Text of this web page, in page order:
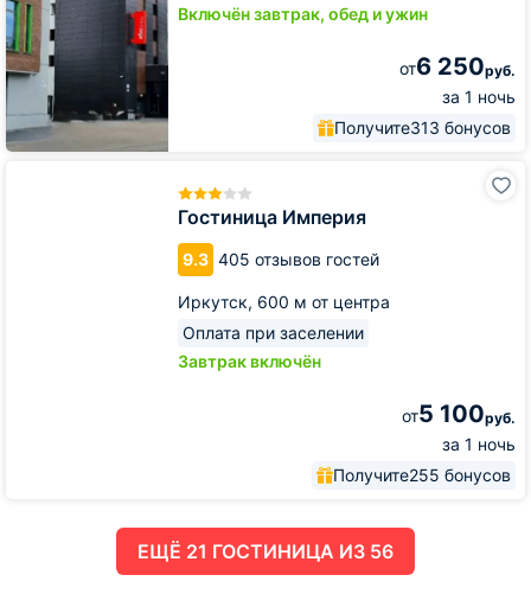
Включён завтрак, обед и ужин
от6 250руб.
за 1 ночь
Получите313 бонусов
Гостиница Империя
9.3 405 отзывов гостей
Иркутск, 600 м от центра
Оплата при заселении
Завтрак включён
от5 100руб.
за 1 ночь
Получите255 бонусов
ЕЩË 21 ГОСТИНИЦА ИЗ 56